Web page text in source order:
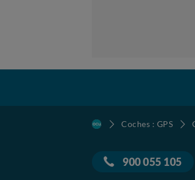
Coches : GPS
900 055 105